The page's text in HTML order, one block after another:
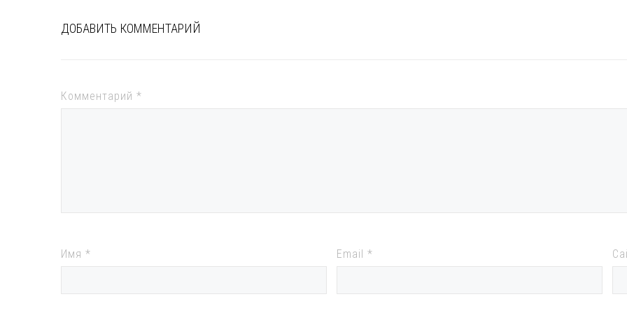
ДОБАВИТЬ КОММЕНТАРИЙ
Комментарий *
Имя * Email *